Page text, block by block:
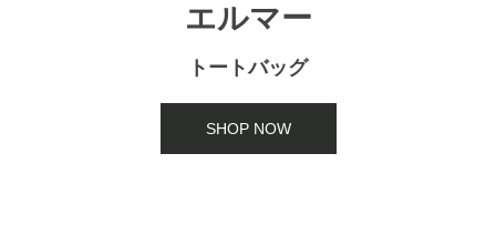
エルマー
トートバッグ
SHOP NOW